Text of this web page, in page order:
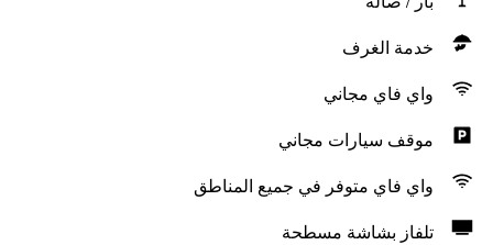
خدمة الغرف
واي فاي مجاني
موقف سيارات مجاني
واي فاي متوفر في جميع المناطق
تلفاز بشاشة مسطحة